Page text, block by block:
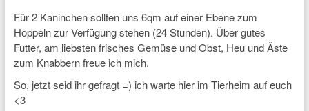
Für 2 Kaninchen sollten uns 6qm auf einer Ebene zum
Hoppeln zur Verfügung stehen (24 Stunden). Über gutes
Futter, am liebsten frisches Gemüse und Obst, Heu und Äste
zum Knabbern freue ich mich.
So, jetzt seid ihr gefragt =) ich warte hier im Tierheim auf euch
<3